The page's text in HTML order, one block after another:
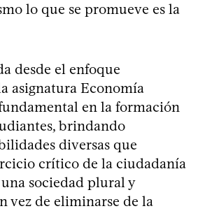
lo que se promueve es la
desde el enfoque
asignatura Economía
en la formación
brindando
diversas que
crítico de la ciudadanía
sociedad plural y
vez de eliminarse de la